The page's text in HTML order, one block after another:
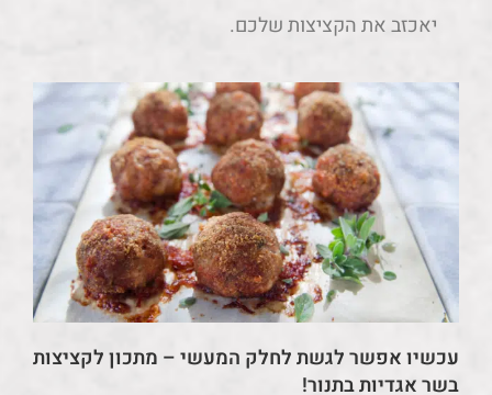
יאכזב את הקציצות שלכם.
עכשיו אפשר לגשת לחלק המעשי – מתכון לקציצות
בשר אגדיות בתנור!